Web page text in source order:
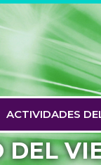
ACTIVIDADES
DEL